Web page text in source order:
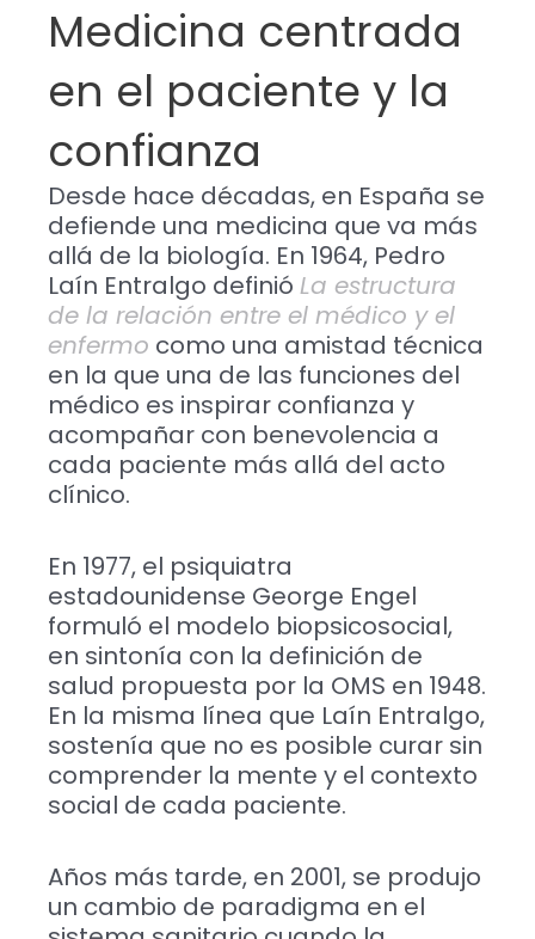
Medicina centrada
en el paciente y la
confianza
Desde hace décadas, en España se
defiende una medicina que va más
allá de la biología. En 1964, Pedro
Laín Entralgo definióLa estructura
de la relación entre el médico y el
enfermo como una amistad técnica
en la que una de las funciones del
médico es inspirar confianza y
acompañar con benevolencia a
cada paciente más allá del acto
clínico.
En 1977, el psiquiatra
estadounidense George Engel
formuló el modelo biopsicosocial,
en sintonía con la definición de
salud propuesta por la OMS en 1948.
En la misma línea que Laín Entralgo,
sostenía que no es posible curar sin
comprender la mente y el contexto
social de cada paciente.
Años más tarde, en 2001, se produjo
un cambio de paradigma en el